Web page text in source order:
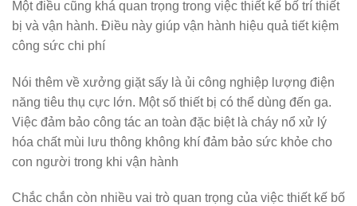
Một điều cũng khá quan trọng trong việc thiết kế bố trí thiết
bị và vận hành. Điều này giúp vận hành hiệu quả tiết kiệm
công sức chi phí
Nói thêm về xưởng giặt sấy là ủi công nghiệp lượng điện
năng tiêu thụ cực lớn. Một số thiết bị có thể dùng đến ga.
Việc đảm bảo công tác an toàn đặc biệt là cháy nổ xử lý
hóa chất mùi lưu thông không khí đảm bảo sức khỏe cho
con người trong khi vận hành
Chắc chắn còn nhiều vai trò quan trọng của việc thiết kế bố